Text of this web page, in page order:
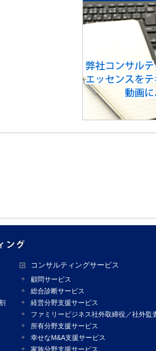
コンサルティングサービス
顧問サービス
総合診断サービス
経営分野支援サービス
ファミリービジネス社外取締役／社外監
所有分野支援サービス
幸せなM&A支援サービス
家族分野支援サービス